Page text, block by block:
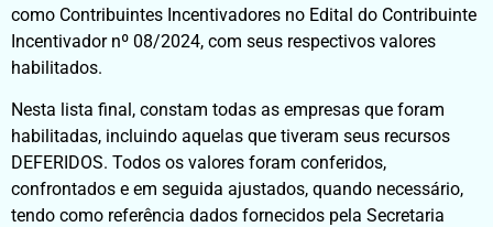
como Contribuintes Incentivadores no Edital do Contribuinte
Incentivador nº 08/2024, com seus respectivos valores
habilitados.
Nesta lista final, constam todas as empresas que foram
habilitadas, incluindo aquelas que tiveram seus recursos
DEFERIDOS. Todos os valores foram conferidos,
confrontados e em seguida ajustados, quando necessário,
tendo como referência dados fornecidos pela Secretaria